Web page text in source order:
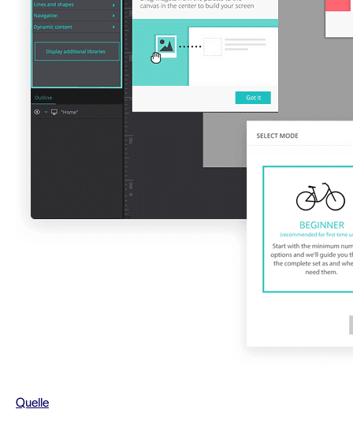
Quelle